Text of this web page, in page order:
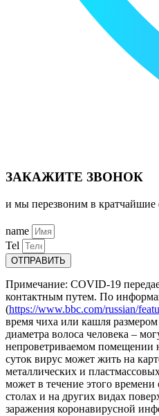
ЗАКАЖИТЕ ЗВОНОК
и мы перезвоним в кратчайшие
name
Tel
ОТПРАВИТЬ
Примечание: COVID-19
контактным путем. По
(https://www.bbc.com/russian/
время чиха или кашля
диаметра волоса человека –
непроветриваемом помещении
суток вирус может жить на
металлических и
может в течение этого времени
столах и на других видах
заражения коронавирусной